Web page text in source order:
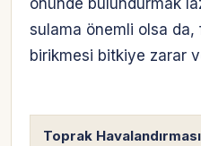
sulama önemli olsa
birikmesi bitkiye zarar
Toprak Havalandırması